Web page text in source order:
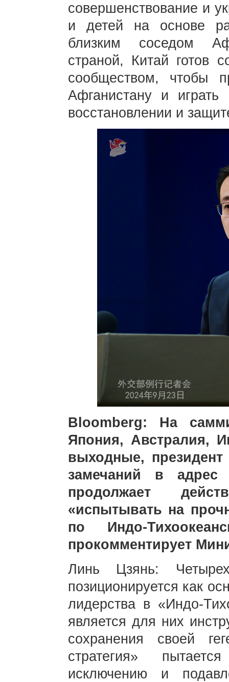
совершенствование и
и детей на основе
близким соседом
страной, Китай готов
сообществом, чтобы
Афганистану и
восстановлении и
Bloomberg: На
Япония, Австралия,
выходные,
замечаний в адрес
продолжает
«испытывать на
по Индо-
прокомментирует
Линь Цзянь:
позиционируется как
лидерства в «Индо-
является для них
сохранения своей
стратегия»
исключению и